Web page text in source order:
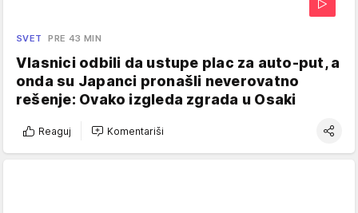
SVET PRE 43 MIN
Vlasnici odbili da ustupe plac za auto-put, a
onda su Japanci pronašli neverovatno
rešenje: Ovako izgleda zgrada u Osaki
Reaguj Komentariši